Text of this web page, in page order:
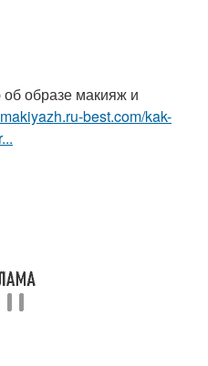
образе макияж и
best.com/kak-